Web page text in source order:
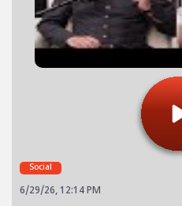
Social
6/29/26, 12:14 PM